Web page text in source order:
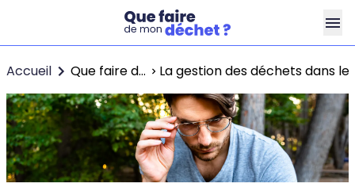
Accueil Que faire de mon déchet ? La gestion des déchets dans